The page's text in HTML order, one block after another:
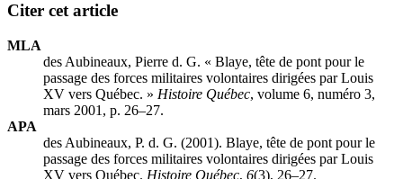
Citer cet article
MLA
des Aubineaux, Pierre d. G. « Blaye, tête de pont pour le
passage des forces militaires volontaires dirigées par Louis
XV vers Québec. » Histoire Québec, volume 6, numéro 3,
mars 2001, p. 26–27.
APA
des Aubineaux, P. d. G. (2001). Blaye, tête de pont pour le
passage des forces militaires volontaires dirigées par Louis
XV vers Québec. Histoire Québec, 6(3), 26–27.